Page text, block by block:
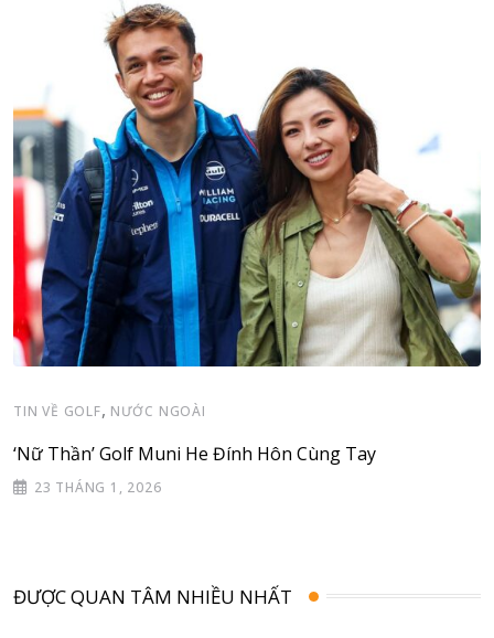
TIN VỀ GOLF, NƯỚC NGOÀI
‘Nữ Thần’ Golf Muni He Đính Hôn Cùng Tay
23 THÁNG 1, 2026
ĐƯỢC QUAN TÂM NHIỀU NHẤT